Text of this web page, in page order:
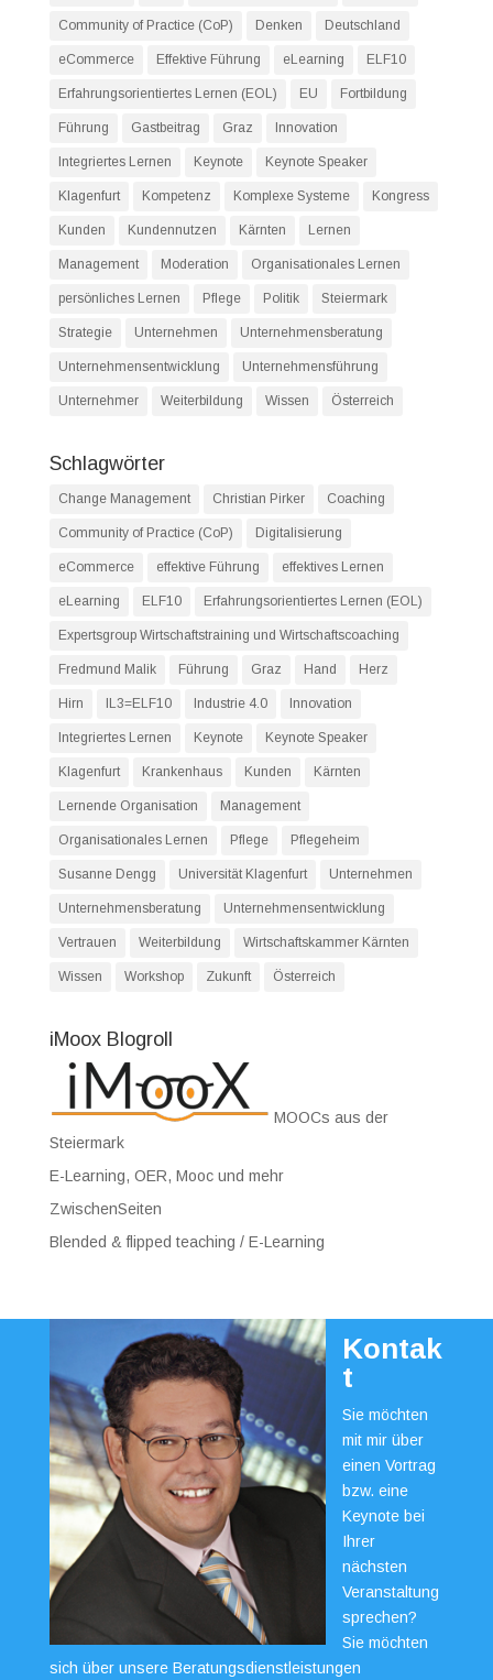
Community of Practice (CoP) Denken Deutschland
eCommerce Effektive Führung eLearning ELF10
Erfahrungsorientiertes Lernen (EOL) EU Fortbildung
Führung Gastbeitrag Graz Innovation
Integriertes Lernen Keynote Keynote Speaker
Klagenfurt Kompetenz Komplexe Systeme Kongress
Kunden Kundennutzen Kärnten Lernen
Management Moderation Organisationales Lernen
persönliches Lernen Pflege Politik Steiermark
Strategie Unternehmen Unternehmensberatung
Unternehmensentwicklung Unternehmensführung
Unternehmer Weiterbildung Wissen Österreich
Schlagwörter
Change Management Christian Pirker Coaching
Community of Practice (CoP) Digitalisierung
eCommerce effektive Führung effektives Lernen
eLearning ELF10 Erfahrungsorientiertes Lernen (EOL)
Expertsgroup Wirtschaftstraining und Wirtschaftscoaching
Fredmund Malik Führung Graz Hand Herz
Hirn IL3=ELF10 Industrie 4.0 Innovation
Integriertes Lernen Keynote Keynote Speaker
Klagenfurt Krankenhaus Kunden Kärnten
Lernende Organisation Management
Organisationales Lernen Pflege Pflegeheim
Susanne Dengg Universität Klagenfurt Unternehmen
Unternehmensberatung Unternehmensentwicklung
Vertrauen Weiterbildung Wirtschaftskammer Kärnten
Wissen Workshop Zukunft Österreich
iMoox Blogroll
MOOCs aus der
Steiermark
E-Learning, OER, Mooc und mehr
ZwischenSeiten
Blended & flipped teaching / E-Learning
Kontak
t
Sie möchten
mit mir über
einen Vortrag
bzw. eine
Keynote bei
Ihrer
nächsten
Veranstaltung
sprechen?
Sie möchten
sich über unsere Beratungsdienstleistungen